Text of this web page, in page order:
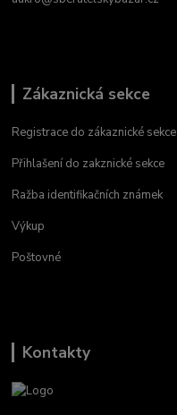
Zákaznická sekce
Registrace do zákaznické sekce
Přihlašení do zakznické sekce
Ražba identifikačních známek
Výkup
Poštovné
Kontakty